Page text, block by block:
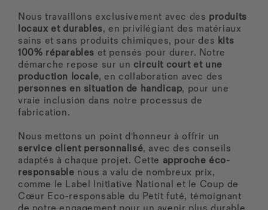
Nous travaillons exclusivement avec des produits
locaux et durables, en privilégiant des matériaux
sains et sans produits chimiques, pour des kits
100% réparables et pensés pour durer. Notre
démarche repose sur un circuit court et une
production locale, en collaboration avec des
personnes en situation de handicap, pour une
vraie inclusion dans notre processus de
fabrication.
Nous mettons un point d'honneur à offrir un
service client personnalisé, avec des conseils
adaptés à chaque projet. Cette approche éco-
responsable nous a valu de nombreux prix,
comme le Label Initiative National et le Coup de
Cœur Eco-responsable du Petit futé, témoignant